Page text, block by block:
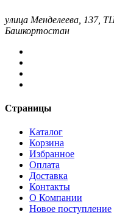
улица Менделеева, 137,
Башкортостан
Страницы
Каталог
Корзина
Избранное
Оплата
Доставка
Контакты
О Компании
Новое поступление